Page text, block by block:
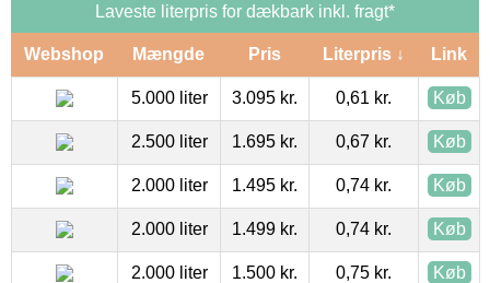
Laveste literpris for dækbark inkl. fragt*
Webshop Mængde Pris Literpris ↓ Link
5.000 liter 3.095 kr. 0,61 kr. Køb
2.500 liter 1.695 kr. 0,67 kr. Køb
2.000 liter 1.495 kr. 0,74 kr. Køb
2.000 liter 1.499 kr. 0,74 kr. Køb
2.000 liter 1.500 kr. 0,75 kr. Køb